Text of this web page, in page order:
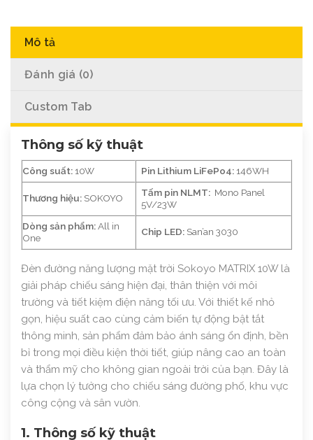
Mô tả
Đánh giá (0)
Custom Tab
Thông số kỹ thuật
Công suất: 10W Pin Lithium LiFePo4:146WH
Thương hiệu: SOKOYO Tấm pin NLMT: Mono Panel
5V/23W
Dòng sản phẩm:All in
One
Chip LED:San’an 3030
Đèn đường năng lượng mặt trời Sokoyo MATRIX 10W là
giải pháp chiếu sáng hiện đại, thân thiện với môi
trường và tiết kiệm điện năng tối ưu. Với thiết kế nhỏ
gọn, hiệu suất cao cùng cảm biến tự động bật tắt
thông minh, sản phẩm đảm bảo ánh sáng ổn định, bền
bỉ trong mọi điều kiện thời tiết, giúp nâng cao an toàn
và thẩm mỹ cho không gian ngoài trời của bạn. Đây là
lựa chọn lý tưởng cho chiếu sáng đường phố, khu vực
công cộng và sân vườn.
1. Thông số kỹ thuật